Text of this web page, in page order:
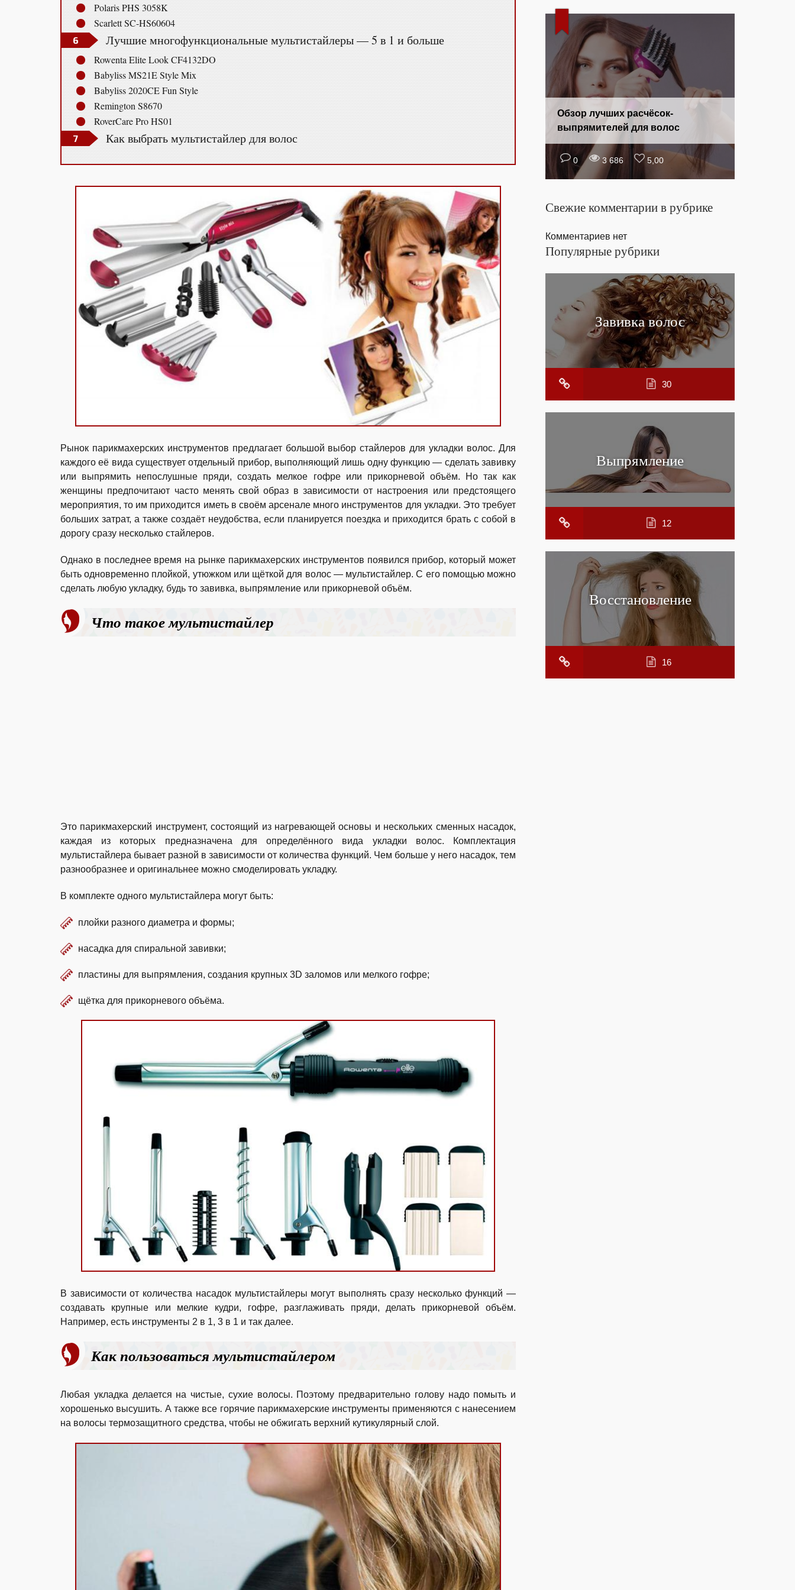
Polaris PHS 3058K
Scarlett SC-HS60604
Лучшие многофункциональные мультистайлеры — 5 в 1 и больше
Rowenta Elite Look CF4132DO
Babyliss MS21E Style Mix
Babyliss 2020CE Fun Style
Remington S8670
RoverCare Pro HS01
Как выбрать мультистайлер для волос
Рынок парикмахерских инструментов предлагает большой выбор стайлеров для укладки волос. Для
каждого её вида существует отдельный прибор, выполняющий лишь одну функцию — сделать завивку
или выпрямить непослушные пряди, создать мелкое гофре или прикорневой объём. Но так как
женщины предпочитают часто менять свой образ в зависимости от настроения или предстоящего
мероприятия, то им приходится иметь в своём арсенале много инструментов для укладки. Это требует
больших затрат, а также создаёт неудобства, если планируется поездка и приходится брать с собой в
дорогу сразу несколько стайлеров.
Однако в последнее время на рынке парикмахерских инструментов появился прибор, который может
быть одновременно плойкой, утюжком или щёткой для волос — мультистайлер. С его помощью можно
сделать любую укладку, будь то завивка, выпрямление или прикорневой объём.
Что такое мультистайлер
Это парикмахерский инструмент, состоящий из нагревающей основы и нескольких сменных насадок,
каждая из которых предназначена для определённого вида укладки волос. Комплектация
мультистайлера бывает разной в зависимости от количества функций. Чем больше у него насадок, тем
разнообразнее и оригинальнее можно смоделировать укладку.
В комплекте одного мультистайлера могут быть:
плойки разного диаметра и формы;
насадка для спиральной завивки;
пластины для выпрямления, создания крупных 3D заломов или мелкого гофре;
щётка для прикорневого объёма.
В зависимости от количества насадок мультистайлеры могут выполнять сразу несколько функций —
создавать крупные или мелкие кудри, гофре, разглаживать пряди, делать прикорневой объём.
Например, есть инструменты 2 в 1, 3 в 1 и так далее.
Как пользоваться мультистайлером
Любая укладка делается на чистые, сухие волосы. Поэтому предварительно голову надо помыть и
хорошенько высушить. А также все горячие парикмахерские инструменты применяются с нанесением
на волосы термозащитного средства, чтобы не обжигать верхний кутикулярный слой.
0 3 686 5,00
Обзор лучших расчёсок-
выпрямителей для волос
Свежие комментарии в рубрике
Комментариев нет
Популярные рубрики
Завивка волос
30
Выпрямление
12
Восстановление
16